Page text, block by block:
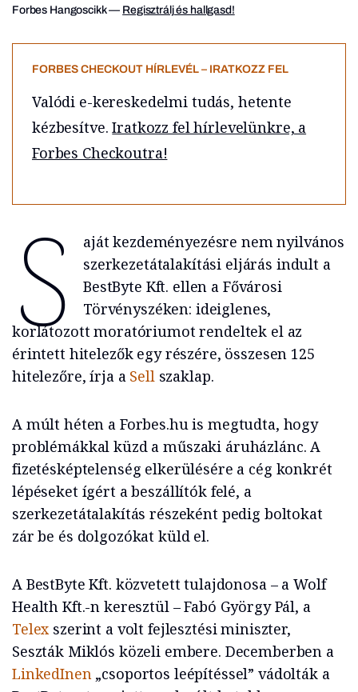
Forbes Hangoscikk— Regisztrálj és hallgasd!
FORBES CHECKOUT HÍRLEVÉL – IRATKOZZ FEL
Valódi e-kereskedelmi tudás, hetente
kézbesítve.Iratkozz fel hírlevelünkre, a
Forbes Checkoutra!
S
aját kezdeményezésre nem nyilvános
szerkezetátalakítási eljárás indult a
BestByte Kft. ellen a Fővárosi
Törvényszéken: ideiglenes,
korlátozott moratóriumot rendeltek el az
érintett hitelezők egy részére, összesen 125
hitelezőre, írja a Sellszaklap.
A múlt héten a Forbes.hu is megtudta, hogy
problémákkal küzd a műszaki áruházlánc. A
fizetésképtelenség elkerülésére a cég konkrét
lépéseket ígért a beszállítók felé, a
szerkezetátalakítás részeként pedig boltokat
zár be és dolgozókat küld el.
A BestByte Kft. közvetett tulajdonosa – a Wolf
Health Kft.-n keresztül – Fabó György Pál, a
Telexszerint a volt fejlesztési miniszter,
Seszták Miklós közeli embere. Decemberben a
LinkedInen„csoportos leépítéssel” vádolták a